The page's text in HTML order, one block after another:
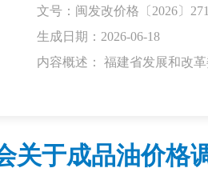
文号：闽发改价格〔2026〕
生成日期：2026-06-18
内容概述： 福建省发展和改
关于成品油价格